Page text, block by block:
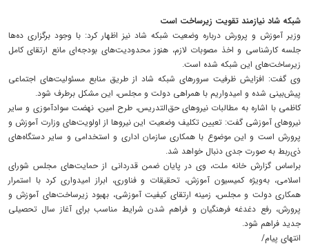
شبکه شاد نیازمند تقویت زیرساخت است
وزیر آموزش و پرورش درباره وضعیت شبکه شاد نیز اظهار کرد: با وجود برگزاری ده‌ها
جلسه کارشناسی و اخذ مصوبات لازم، هنوز محدودیت‌های بودجه‌ای مانع ارتقای کامل
زیرساخت‌های این شبکه شده است.
وی گفت: افزایش ظرفیت سرورهای شبکه شاد از طریق منابع مسئولیت‌های اجتماعی
پیش‌بینی شده و امیدواریم با همراهی دولت و مجلس، این مشکل برطرف شود.
کاظمی با اشاره به مطالبات نیروهای حق‌التدریس، طرح امین، نهضت سوادآموزی و سایر
نیروهای آموزشی گفت: تعیین تکلیف وضعیت این نیروها از اولویت‌های وزارت آموزش و
پرورش است و این موضوع با همکاری سازمان اداری و استخدامی و سایر دستگاه‌های
ذی‌ربط به صورت جدی دنبال خواهد شد.
براساس گزارش خانه ملت، وی در پایان ضمن قدردانی از حمایت‌های مجلس شورای
اسلامی، به‌ویژه کمیسیون آموزش، تحقیقات و فناوری، ابراز امیدواری کرد با استمرار
همکاری دولت و مجلس، زمینه ارتقای کیفیت آموزشی، بهبود زیرساخت‌های آموزش و
پرورش، رفع دغدغه فرهنگیان و فراهم شدن شرایط مناسب برای آغاز سال تحصیلی
جدید فراهم شود.
انتهای پیام/